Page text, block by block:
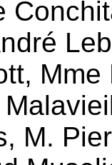
, Mme
, M.